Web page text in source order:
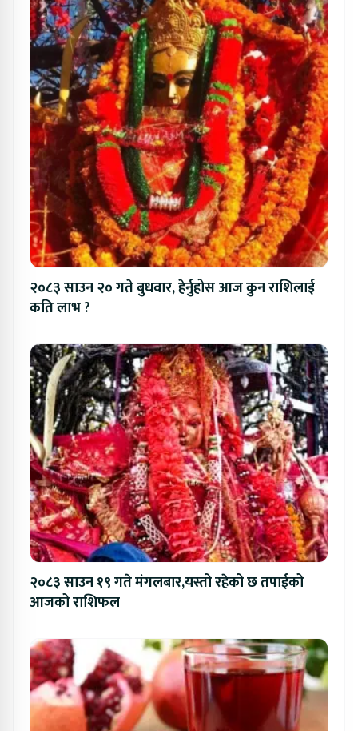
२०८३ साउन २० गते बुधवार, हेर्नुहोस आज कुन राशिलाई
कति लाभ ?
२०८३ साउन १९ गते मंगलबार,यस्तो रहेको छ तपाईको
आजको राशिफल